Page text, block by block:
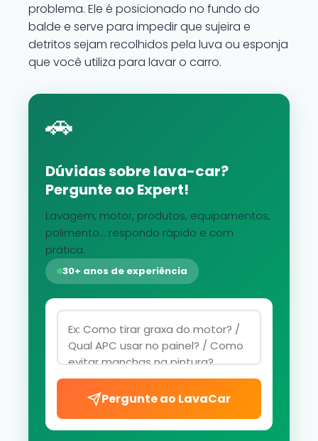
problema. Ele é posicionado no fundo do
balde e serve para impedir que sujeira e
detritos sejam recolhidos pela luva ou esponja
que você utiliza para lavar o carro.
🚗
Dúvidas sobre lava-car?
Pergunte ao Expert!
Lavagem, motor, produtos, equipamentos,
polimento... respondo rápido e com
prática.
30+ anos de experiência
Pergunte ao LavaCar